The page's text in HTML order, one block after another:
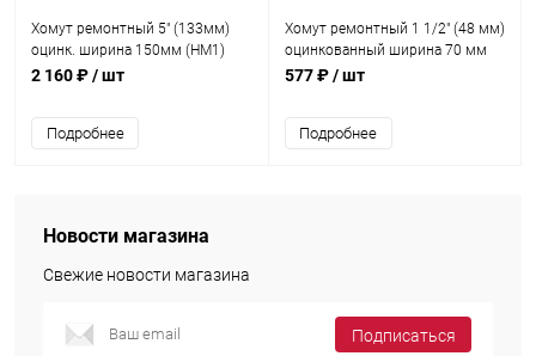
Хомут ремонтный 5" (133мм)
оцинк. ширина 150мм (НМ1)
2 160 ₽/ шт
Подробнее
Хомут ремонтный 1 1/2" (48 мм)
оцинкованный ширина 70 мм
577 ₽/ шт
Подробнее
Новости магазина
Свежие новости магазина
Подписаться